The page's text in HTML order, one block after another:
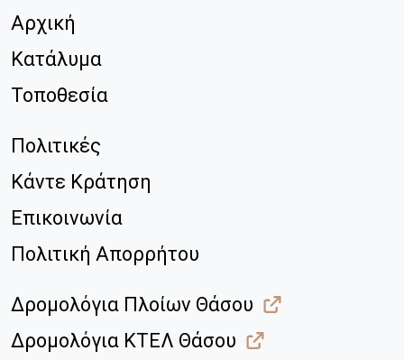
Αρχική
Κατάλυμα
Τοποθεσία
Πολιτικές
Κάντε Κράτηση
Επικοινωνία
Πολιτική Απορρήτου
Δρομολόγια Πλοίων Θάσου
Δρομολόγια ΚΤΕΛ Θάσου